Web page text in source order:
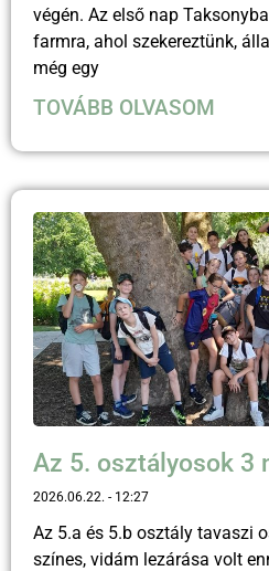
végén. Az első nap
farmra, ahol szekereztünk,
még egy
TOVÁBB OLVASOM
Az 5. osztályosok 3
2026.06.22. 12:27
Az 5.a és 5.b osztály tavaszi
színes, vidám lezárása volt